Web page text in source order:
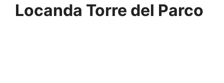
Locanda Torre del Parco